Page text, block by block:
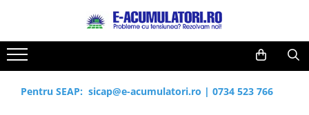
Toate Produsele
Acumulatori, Baterii si Incarcatoare
Uzuale
Reduceri de vara
Cabluri
Acumulatori
Pentru SEAP: sicap@e-acumulatori.ro | 0734 523 766